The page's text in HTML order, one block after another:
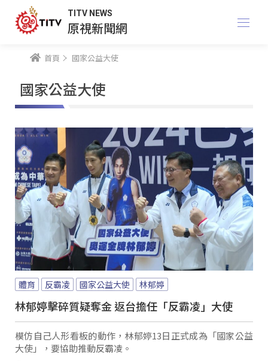
TITV NEWS
原視新聞網
首頁 國家公益大使
國家公益大使
體育 反霸凌 國家公益大使 林郁婷
林郁婷擊碎質疑奪金 返台擔任「反霸凌」大使
模仿自己人形看板的動作，林郁婷13日正式成為「國家公益
大使」，要協助推動反霸凌。